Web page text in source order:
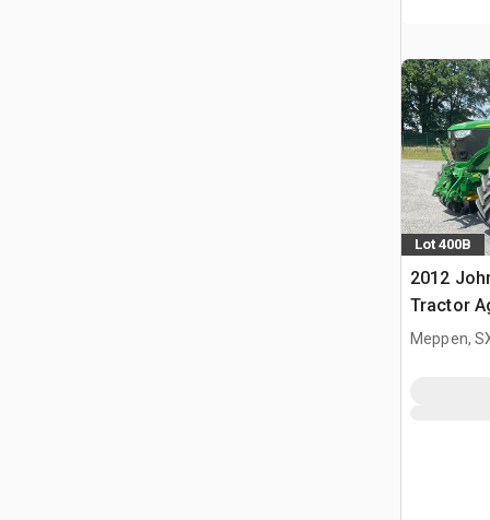
Lot 400B
2012
Tractor
Meppen,